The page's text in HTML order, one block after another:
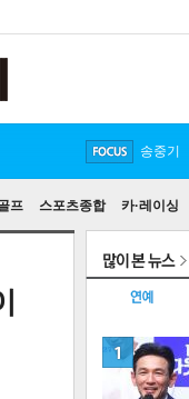
프 스포츠종합 카·레이싱
방탄소년단
손흥민
유아인
송중기